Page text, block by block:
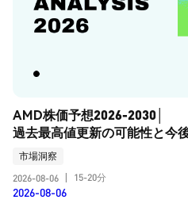
AMD株価予想2026-2030│
過去最高値更新の可能性と今
市場洞察
2026-08-06
15-20分
2026-08-06